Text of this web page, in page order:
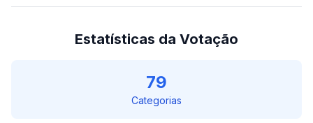
Estatísticas da Votação
79
Categorias